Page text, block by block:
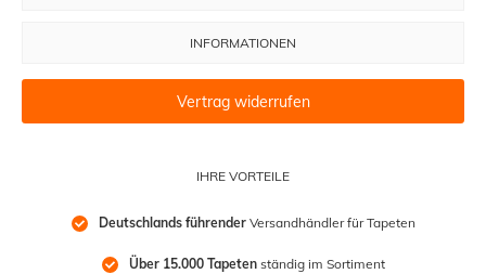
IHRE VORTEILE
Deutschlands führender Versandhändler für Tapeten
Über 15.000 Tapeten ständig im Sortiment
INFORMATIONEN
Vertrag widerrufen